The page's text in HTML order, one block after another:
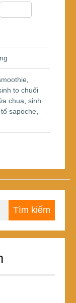
,
to chuối
chua,sinh
sapoche,